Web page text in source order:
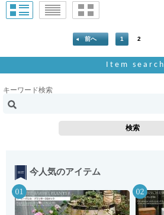
前へ 1 2
Item search
キーワード検索
今人気のアイテム